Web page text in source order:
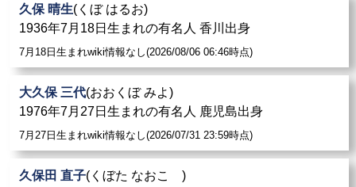
久保 晴生(くぼ はるお)
1936年7月18日生まれの有名人 香川出身
7月18日生まれwiki情報なし(2026/08/06 06:46時点)
大久保 三代(おおくぼ みよ)
1976年7月27日生まれの有名人 鹿児島出身
7月27日生まれwiki情報なし(2026/07/31 23:59時点)
久保田 直子(くぼた なおこ )